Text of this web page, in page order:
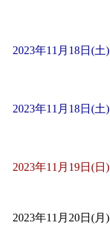
2023年11月18日(土)
2023年11月18日(土)
2023年11月19日(日)
2023年11月20日(月)